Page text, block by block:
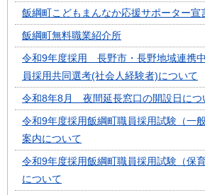
飯綱町こどもまんなか応援サポーター宣
飯綱町無料職業紹介所
令和9年度採用 長野市・長野地域連携
員採用共同選考(社会人経験者)について
令和8年8月 夜間延長窓口の開設日につ
令和9年度採用飯綱町職員採用試験（一
案内について
令和9年度採用飯綱町職員採用試験（保
について